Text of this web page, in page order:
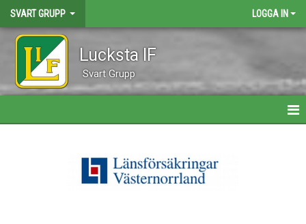
SVART GRUPP LOGGA IN
Lucksta IF
Svart Grupp